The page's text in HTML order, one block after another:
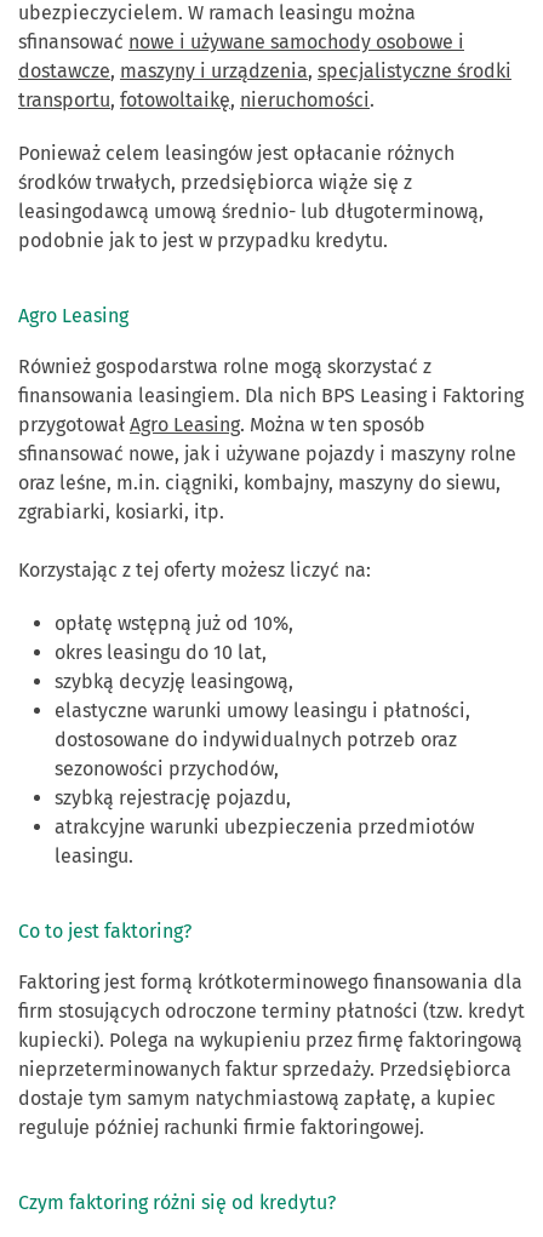
ubezpieczycielem. W ramach leasingu można
sfinansować nowe i używane samochody osobowe i
dostawcze, maszyny i urządzenia, specjalistyczne środki
transportu, fotowoltaikę, nieruchomości.
Ponieważ celem leasingów jest opłacanie różnych
środków trwałych, przedsiębiorca wiąże się z
leasingodawcą umową średnio- lub długoterminową,
podobnie jak to jest w przypadku kredytu.
Agro Leasing
Również gospodarstwa rolne mogą skorzystać z
finansowania leasingiem. Dla nich BPS Leasing i Faktoring
przygotował Agro Leasing. Można w ten sposób
sfinansować nowe, jak i używane pojazdy i maszyny rolne
oraz leśne, m.in. ciągniki, kombajny, maszyny do siewu,
zgrabiarki, kosiarki, itp.
Korzystając z tej oferty możesz liczyć na:
opłatę wstępną już od 10%,
okres leasingu do 10 lat,
szybką decyzję leasingową,
elastyczne warunki umowy leasingu i płatności,
dostosowane do indywidualnych potrzeb oraz
sezonowości przychodów,
szybką rejestrację pojazdu,
atrakcyjne warunki ubezpieczenia przedmiotów
leasingu.
Co to jest faktoring?
Faktoring jest formą krótkoterminowego finansowania dla
firm stosujących odroczone terminy płatności (tzw. kredyt
kupiecki). Polega na wykupieniu przez firmę faktoringową
nieprzeterminowanych faktur sprzedaży. Przedsiębiorca
dostaje tym samym natychmiastową zapłatę, a kupiec
reguluje później rachunki firmie faktoringowej.
Czym faktoring różni się od kredytu?